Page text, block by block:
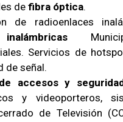
defibra óptica.
de radioenlaces
Servicios de
de señal.
accesos y
y videoporteros,
de Televisión